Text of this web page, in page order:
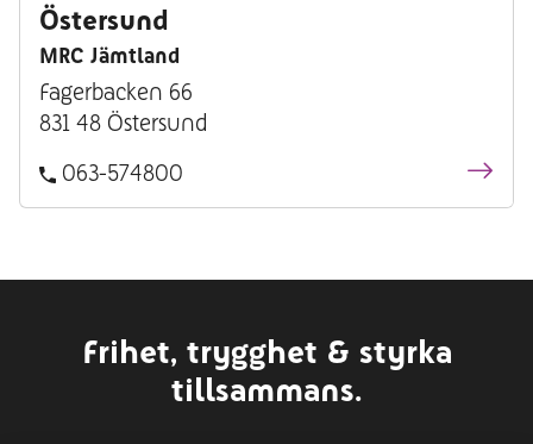
Östersund
MRC Jämtland
Fagerbacken 66
831 48 Östersund
063-574800
Frihet, trygghet & styrka
tillsammans.